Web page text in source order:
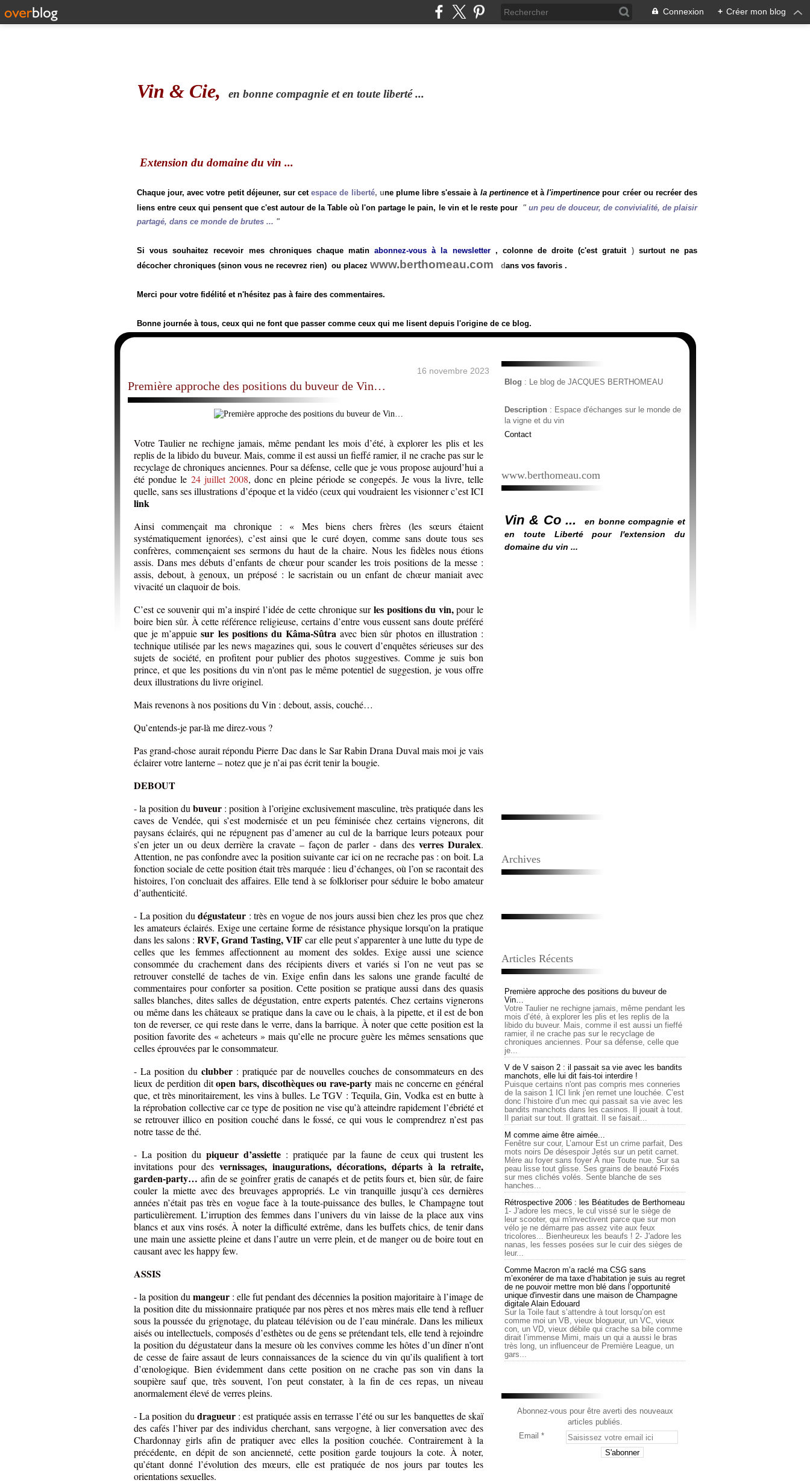
Connexion + Créer mon blog
Vin & Cie, en bonne compagnie et en toute liberté ...
Extension du domaine du vin ...
Chaque jour, avec votre petit déjeuner, sur cetespace de liberté, une plume libre s'essaie à la pertinenceet àl'impertinence pour créer ou recréer des
liens entre ceux qui pensent que c'est autour de la Table où l'on partage le pain, le vin et le reste pour "un peu de douceur, de convivialité, de plaisir
partagé, dans ce monde de brutes ... "
Si vous souhaitez recevoir mes chroniques chaque matinabonnez-vous à la newsletter, colonne de droite (c'est gratuit) surtout ne pas
décocher chroniques (sinon vous ne recevrez rien) ou placez www.berthomeau.com dans vos favoris .
Merci pour votre fidélité et n'hésitez pas à faire des commentaires.
Bonne journée à tous, ceux qui ne font que passer comme ceux qui me lisent depuis l'origine de ce blog.
16 novembre 2023
Première approche des positions du buveur de Vin…
Votre Taulier ne rechigne jamais, même pendant les mois d’été, à explorer les plis et les
replis de la libido du buveur. Mais, comme il est aussi un fieffé ramier, il ne crache pas sur le
recyclage de chroniques anciennes. Pour sa défense, celle que je vous propose aujourd’hui a
été pondue le 24 juillet 2008, donc en pleine période se congepés. Je vous la livre, telle
quelle, sans ses illustrations d’époque et la vidéo (ceux qui voudraient les visionner c’est ICI
link
Ainsi commençait ma chronique : « Mes biens chers frères (les sœurs étaient
systématiquement ignorées), c’est ainsi que le curé doyen, comme sans doute tous ses
confrères, commençaient ses sermons du haut de la chaire. Nous les fidèles nous étions
assis. Dans mes débuts d’enfants de chœur pour scander les trois positions de la messe :
assis, debout, à genoux, un préposé : le sacristain ou un enfant de chœur maniait avec
vivacité un claquoir de bois.
C’est ce souvenir qui m’a inspiré l’idée de cette chronique surles positions du vin,pour le
boire bien sûr. À cette référence religieuse, certains d’entre vous eussent sans doute préféré
que je m’appuiesur les positions du Kâma-Sûtra avec bien sûr photos en illustration :
technique utilisée par les news magazines qui, sous le couvert d’enquêtes sérieuses sur des
sujets de société, en profitent pour publier des photos suggestives. Comme je suis bon
prince, et que les positions du vin n'ont pas le même potentiel de suggestion, je vous offre
deux illustrations du livre originel.
Mais revenons à nos positions du Vin : debout, assis, couché…
Qu’entends-je par-là me direz-vous ?
Pas grand-chose aurait répondu Pierre Dac dans le Sar Rabin Drana Duval mais moi je vais
éclairer votre lanterne – notez que je n’ai pas écrit tenir la bougie.
DEBOUT
- la position dubuveur : position à l’origine exclusivement masculine, très pratiquée dans les
caves de Vendée, qui s’est modernisée et un peu féminisée chez certains vignerons, dit
paysans éclairés, qui ne répugnent pas d’amener au cul de la barrique leurs poteaux pour
s’en jeter un ou deux derrière la cravate – façon de parler - dans des verres Duralex.
Attention, ne pas confondre avec la position suivante car ici on ne recrache pas : on boit. La
fonction sociale de cette position était très marquée : lieu d’échanges, où l’on se racontait des
histoires, l’on concluait des affaires. Elle tend à se folkloriser pour séduire le bobo amateur
d’authenticité.
- La position dudégustateur : très en vogue de nos jours aussi bien chez les pros que chez
les amateurs éclairés. Exige une certaine forme de résistance physique lorsqu’on la pratique
dans les salons :RVF, Grand Tasting, VIFcar elle peut s’apparenter à une lutte du type de
celles que les femmes affectionnent au moment des soldes. Exige aussi une science
consommée du crachement dans des récipients divers et variés si l’on ne veut pas se
retrouver constellé de taches de vin. Exige enfin dans les salons une grande faculté de
commentaires pour conforter sa position. Cette position se pratique aussi dans des quasis
salles blanches, dites salles de dégustation, entre experts patentés. Chez certains vignerons
ou même dans les châteaux se pratique dans la cave ou le chais, à la pipette, et il est de bon
ton de reverser, ce qui reste dans le verre, dans la barrique. À noter que cette position est la
position favorite des « acheteurs » mais qu’elle ne procure guère les mêmes sensations que
celles éprouvées par le consommateur.
- La position du clubber : pratiquée par de nouvelles couches de consommateurs en des
lieux de perdition ditopen bars, discothèques ou rave-partymais ne concerne en général
que, et très minoritairement, les vins à bulles. Le TGV : Tequila, Gin, Vodka est en butte à
la réprobation collective car ce type de position ne vise qu’à atteindre rapidement l’ébriété et
se retrouver illico en position couché dans le fossé, ce qui vous le comprendrez n’est pas
notre tasse de thé.
- La position du piqueur d’assiette : pratiquée par la faune de ceux qui trustent les
invitations pour des vernissages, inaugurations, décorations, départs à la retraite,
garden-party… afin de se goinfrer gratis de canapés et de petits fours et, bien sûr, de faire
couler la miette avec des breuvages appropriés. Le vin tranquille jusqu’à ces dernières
années n’était pas très en vogue face à la toute-puissance des bulles, le Champagne tout
particulièrement. L’irruption des femmes dans l’univers du vin laisse de la place aux vins
blancs et aux vins rosés. À noter la difficulté extrême, dans les buffets chics, de tenir dans
une main une assiette pleine et dans l’autre un verre plein, et de manger ou de boire tout en
causant avec les happy few.
ASSIS
- la position du mangeur : elle fut pendant des décennies la position majoritaire à l’image de
la position dite du missionnaire pratiquée par nos pères et nos mères mais elle tend à refluer
sous la poussée du grignotage, du plateau télévision ou de l’eau minérale. Dans les milieux
aisés ou intellectuels, composés d’esthètes ou de gens se prétendant tels, elle tend à rejoindre
la position du dégustateur dans la mesure où les convives comme les hôtes d’un dîner n’ont
de cesse de faire assaut de leurs connaissances de la science du vin qu’ils qualifient à tort
d’œnologique. Bien évidemment dans cette position on ne crache pas son vin dans la
soupière sauf que, très souvent, l’on peut constater, à la fin de ces repas, un niveau
anormalement élevé de verres pleins.
- La position du dragueur: est pratiquée assis en terrasse l’été ou sur les banquettes de skaï
des cafés l’hiver par des individus cherchant, sans vergogne, à lier conversation avec des
Chardonnay girls afin de pratiquer avec elles la position couchée. Contrairement à la
précédente, en dépit de son ancienneté, cette position garde toujours la cote. À noter,
qu’étant donné l’évolution des mœurs, elle est pratiquée de nos jours par toutes les
orientations sexuelles.
Blog : Le blog de JACQUES BERTHOMEAU
Description : Espace d'échanges sur le monde de
la vigne et du vin
Contact
www.berthomeau.com
Vin & Co ...
en bonne compagnie et
en toute Liberté pour l'extension du
domaine du vin ...
Archives
Articles Récents
Première approche des positions du buveur de
Vin…
Votre Taulier ne rechigne jamais, même pendant les
mois d’été, à explorer les plis et les replis de la
libido du buveur. Mais, comme il est aussi un fieffé
ramier, il ne crache pas sur le recyclage de
chroniques anciennes. Pour sa défense, celle que
je...
V de V saison 2 : il passait sa vie avec les bandits
manchots, elle lui dit fais-toi interdire !
Puisque certains n'ont pas compris mes conneries
de la saison 1 ICI link j'en remet une louchée. C’est
donc l’histoire d’un mec qui passait sa vie avec les
bandits manchots dans les casinos. Il jouait à tout.
Il pariait sur tout. Il grattait. Il se faisait...
M comme aime être aimée...
Fenêtre sur cour, L’amour Est un crime parfait, Des
mots noirs De désespoir Jetés sur un petit carnet.
Mère au foyer sans foyer À nue Toute nue. Sur sa
peau lisse tout glisse. Ses grains de beauté Fixés
sur mes clichés volés. Sente blanche de ses
hanches...
Rétrospective 2006 : les Béatitudes de Berthomeau
1- J'adore les mecs, le cul vissé sur le siège de
leur scooter, qui m'invectivent parce que sur mon
vélo je ne démarre pas assez vite aux feux
tricolores... Bienheureux les beaufs ! 2- J'adore les
nanas, les fesses posées sur le cuir des sièges de
leur...
Comme Macron m’a raclé ma CSG sans
m’exonérer de ma taxe d’habitation je suis au regret
de ne pouvoir mettre mon blé dans l’opportunité
unique d'investir dans une maison de Champagne
digitale Alain Edouard
Sur la Toile faut s’attendre à tout lorsqu’on est
comme moi un VB, vieux blogueur, un VC, vieux
con, un VD, vieux débile qui crache sa bile comme
dirait l’immense Mimi, mais un qui a aussi le bras
très long, un influenceur de Première League, un
gars...
Abonnez-vous pour être averti des nouveaux
articles publiés.
Email